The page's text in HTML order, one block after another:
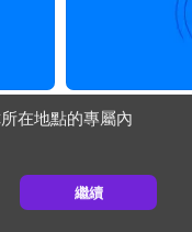
在地點的專屬內
繼續